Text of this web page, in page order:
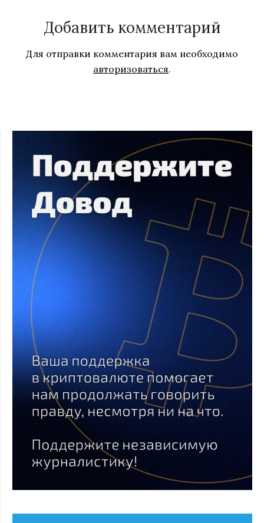
Добавить комментарий
Для отправки комментария вам необходимо
авторизоваться.